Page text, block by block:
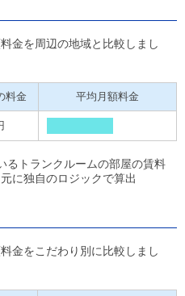
金を周辺の地域と比較しまし
料金 平均月額料金
るトランクルームの部屋の賃料
に独自のロジックで算出
金をこだわり別に比較しまし